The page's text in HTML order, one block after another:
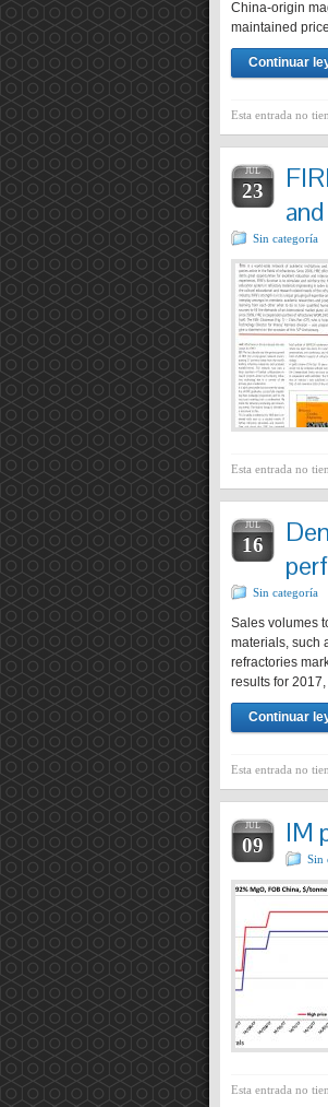
China-origin
maintained
Continuar
Esta entrada no
JUL
23
Sin categoría
Esta entrada no
JUL
16
Sin categoría
Sales volumes
materials, such
refractories
results for
Continuar
Esta entrada no
JUL
09 IM
Sin
Esta entrada no